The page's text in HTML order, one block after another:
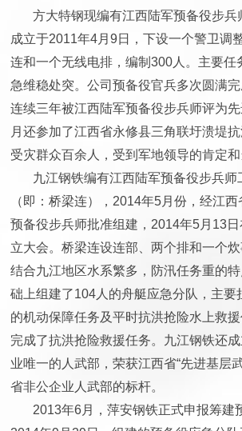
方大特钢现编有江西陆军预备役步兵
成立于2011年4月9日，下设一个警卫调
连和一个无线电排，编制300人。主要任
急维稳处突。公司预备役官兵多次圆满完
连续三年被江西陆军预备役步兵师评为
月还参加了江西省永修县三角联圩溃堤
受灾群众百余人，受到军地领导的肯定和
九江钢铁编有江西陆军预备役步兵师
（即：桥梁连），2014年5月份，经江
预备役步兵师批准组建，2014年5月13
立大会。桥梁连设连部、两个排和一个
结合九江地区水系繁多，防汛任务重的
础上组建了104人的舟艇应急分队，主要
的机动保障任务及平时抗洪抢险水上救
完成了抗洪抢险救援任务。九江钢铁还
业唯一的人武部，荣获江西省“先进基层
省非公企业人武部的标杆。
2013年6月，萍安钢铁正式申报筹建